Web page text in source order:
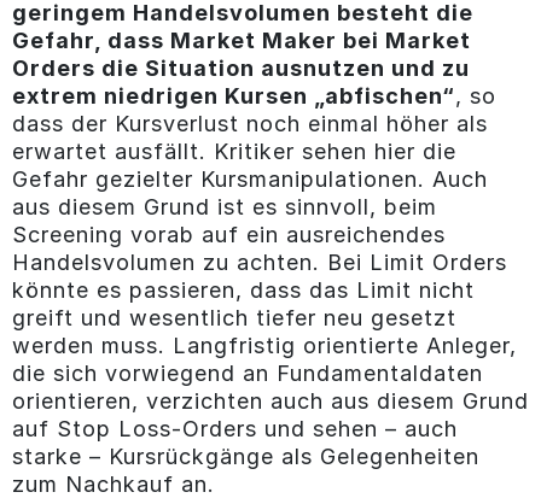
geringem Handelsvolumen besteht die
Gefahr, dass Market Maker bei Market
Orders die Situation ausnutzen und zu
extrem niedrigen Kursen „abfischen“, so
dass der Kursverlust noch einmal höher als
erwartet ausfällt. Kritiker sehen hier die
Gefahr gezielter Kursmanipulationen. Auch
aus diesem Grund ist es sinnvoll, beim
Screening vorab auf ein ausreichendes
Handelsvolumen zu achten. Bei Limit Orders
könnte es passieren, dass das Limit nicht
greift und wesentlich tiefer neu gesetzt
werden muss. Langfristig orientierte Anleger,
die sich vorwiegend an Fundamentaldaten
orientieren, verzichten auch aus diesem Grund
auf Stop Loss-Orders und sehen – auch
starke – Kursrückgänge als Gelegenheiten
zum Nachkauf an.